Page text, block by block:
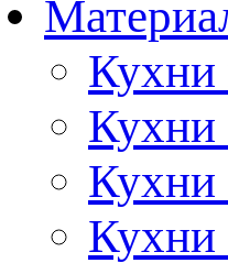
Кухни
Кухни
Кухни